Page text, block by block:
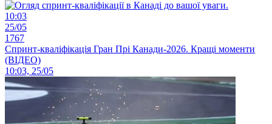
10:03
25/05
1767
Спринт-кваліфікація Гран Прі Канади-2026. Кращі моменти
(ВІДЕО)
10:03, 25/05